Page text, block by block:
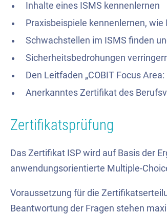
Inhalte eines ISMS kennenlernen
Praxisbeispiele kennenlernen,
Schwachstellen im ISMS finden
Sicherheitsbedrohungen
Den Leitfaden „COBIT Focus
Anerkanntes Zertifikat des
Zertifikatsprüfung
Das Zertifikat ISP wird auf Basis der
anwendungsorientierte Multiple-
Voraussetzung für die
Beantwortung der Fragen stehen